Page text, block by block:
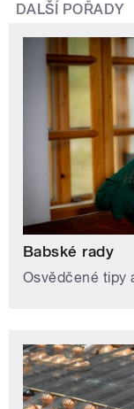
DALŠÍ POŘADY
Babské rady
Osvědčené tipy